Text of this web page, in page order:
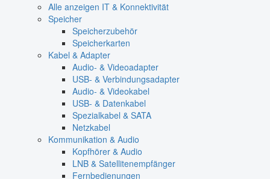
Alle anzeigen IT & Konnektivität
Speicher
Speicherzubehör
Speicherkarten
Kabel & Adapter
Audio- & Videoadapter
USB- & Verbindungsadapter
Audio- & Videokabel
USB- & Datenkabel
Spezialkabel & SATA
Netzkabel
Kommunikation & Audio
Kopfhörer & Audio
LNB & Satellitenempfänger
Fernbedienungen